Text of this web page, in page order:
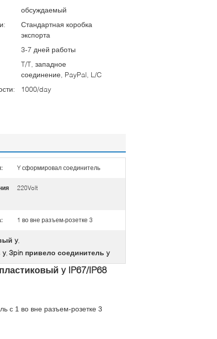
обсуждаемый
Стандартная коробка
экспорта
3-7 дней работы
T/T, западное
соединение, PayPal, L/C
1000/day
Y сформировал соединитель
220Volt
1 во вне разъем-розетке 3
y,
y, 3pin привело соединитель y
y IP67/IP68
с 1 во вне разъем-розетке 3